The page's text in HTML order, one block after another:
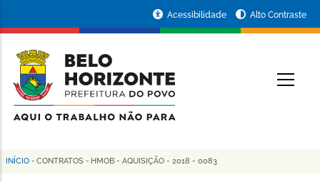
conteúdo
principal
da
Prefeitura
de
Horizonte
Acessibilidade Alto Contraste
Trilha
INÍCIO - CONTRATOS - HMOB - AQUISIÇÃO - 2018 - 0083